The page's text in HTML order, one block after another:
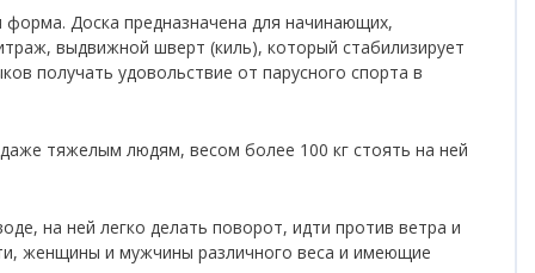
форма. Доска предназначена для начинающих,
выдвижной шверт (киль), который стабилизирует
получать удовольствие от парусного спорта в
тяжелым людям, весом более 100 кг стоять на ней
на ней легко делать поворот, идти против ветра и
женщины и мужчины различного веса и имеющие